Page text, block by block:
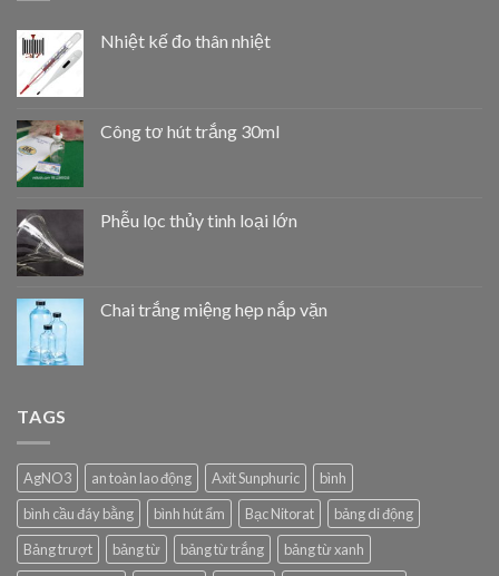
Nhiệt kế đo thân nhiệt
Công tơ hút trắng 30ml
Phễu lọc thủy tinh loại lớn
Chai trắng miệng hẹp nắp vặn
TAGS
AgNO3 an toàn lao động Axit Sunphuric
bình
bình cầu đáy bằng
bình hút ẩm Bạc Nitorat
bảng di động
Bảng trượt
bảng từ bảng từ trắng bảng từ xanh